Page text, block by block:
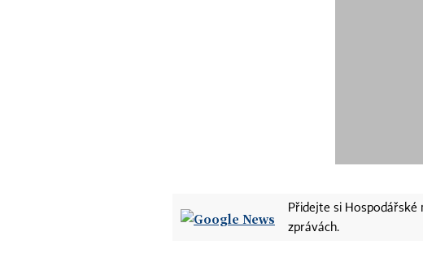
Přidejte si Hospodářské
zprávách.